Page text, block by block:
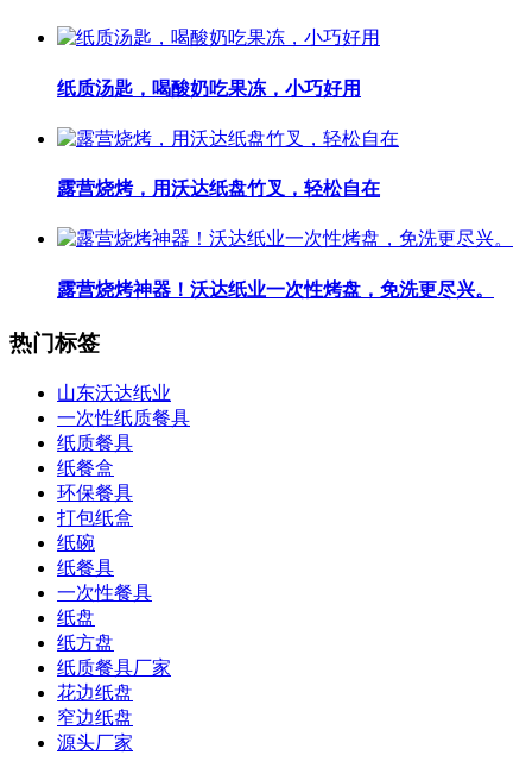
纸质汤匙，喝酸奶吃果冻，小巧好用
露营烧烤，用沃达纸盘竹叉，轻松自在
露营烧烤神器！沃达纸业一次性烤盘，免洗更尽兴。
热门标签
山东沃达纸业
一次性纸质餐具
纸质餐具
纸餐盒
环保餐具
打包纸盒
纸碗
纸餐具
一次性餐具
纸盘
纸方盘
纸质餐具厂家
花边纸盘
窄边纸盘
源头厂家